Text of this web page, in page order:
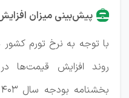
پیش‌بینی میزان افزایش
روند افزایش قیمت‌ها